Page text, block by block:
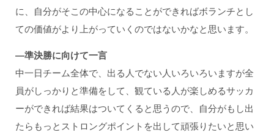
に、自分がそこの中心になることができればボランチとし
ての価値がより上がっていくのではないかなと思います。
―準決勝に向けて一言
中一日チーム全体で、出る人でない人いろいろいますが全
員がしっかりと準備をして、観ている人が楽しめるサッカ
ーができれば結果はついてくると思うので、自分がもし出
たらもっとストロングポイントを出して頑張りたいと思い